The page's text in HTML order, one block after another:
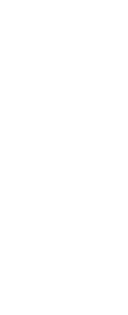
Herbrechtingen
"
und
Aufträge
geplanten